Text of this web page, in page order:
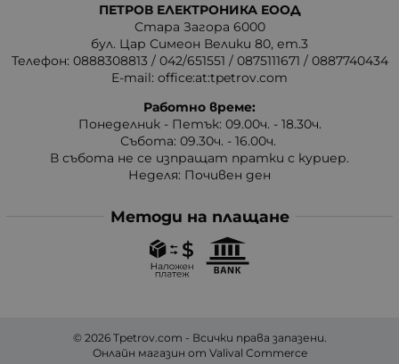
ПЕТРОВ ЕЛЕКТРОНИКА ЕООД
Стара Загора 6000
бул. Цар Симеон Велики 80, ет.3
Телефон: 0888308813 / 042/651551 / 0875111671 / 0887740434
E-mail: office:at:tpetrov.com
Работно време:
Понеделник - Петък: 09.00ч. - 18.30ч.
Събота: 09.30ч. - 16.00ч.
В събота не се изпращат пратки с куриер.
Неделя: Почивен ден
Методи на плащане
© 2026 Tpetrov.com - Всички права запазени.
Онлайн магазин от Valival Commerce